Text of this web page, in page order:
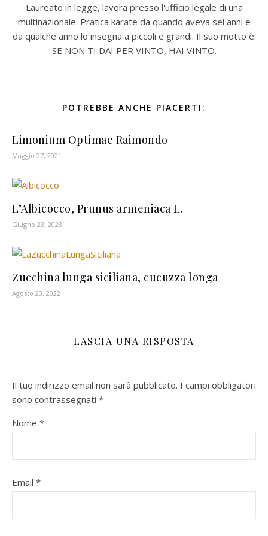
Laureato in legge, lavora presso l'ufficio legale di una
multinazionale. Pratica karate da quando aveva sei anni e
da qualche anno lo insegna a piccoli e grandi. Il suo motto è:
SE NON TI DAI PER VINTO, HAI VINTO.
POTREBBE ANCHE PIACERTI:
Limonium Optimae Raimondo
Maggio 27, 2021
L’Albicocco, Prunus armeniaca L.
Giugno 23, 2023
Zucchina lunga siciliana, cucuzza longa
Agosto 23, 2022
LASCIA UNA RISPOSTA
Il tuo indirizzo email non sarà pubblicato. I campi obbligatori
sono contrassegnati *
Nome *
Email *